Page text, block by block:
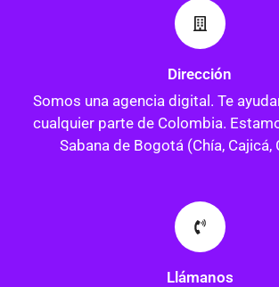
Dirección
Somos una agencia digital. Te
cualquier parte de Colombia.
Sabana de Bogotá (Chía, Cajicá,
Llámanos